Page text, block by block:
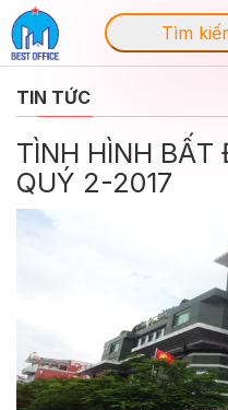
Tìm
TIN TỨC
TÌNH HÌNH BẤT
QUÝ 2-2017